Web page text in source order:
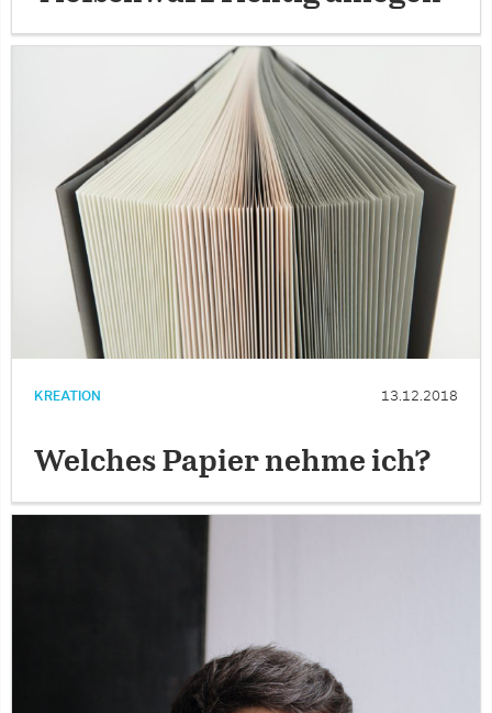
KREATION 13.12.2018
Welches Papier nehme ich?